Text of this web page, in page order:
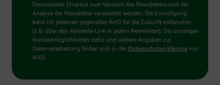
wählen
Sie
bitte
die
Flagge.
Dienstleister Emarsys zum Versand des Newsletters und der
Analyse der Newsletter verarbeitet werden. Die Einwilligung
kann ich jederzeit gegenüber AHD für die Zukunft widerrufen
(z.B. über den Abmelde-Link in jedem Newsletter). Die sonstigen
Kontaktmöglichkeiten dafür und weitere Angaben zur
Datenverarbeitung finden sich in der Datenschutzerklärung von
AHD.